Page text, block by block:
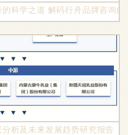
科学之道 解码行舟品牌咨询的
析及未来发展趋势研究报告